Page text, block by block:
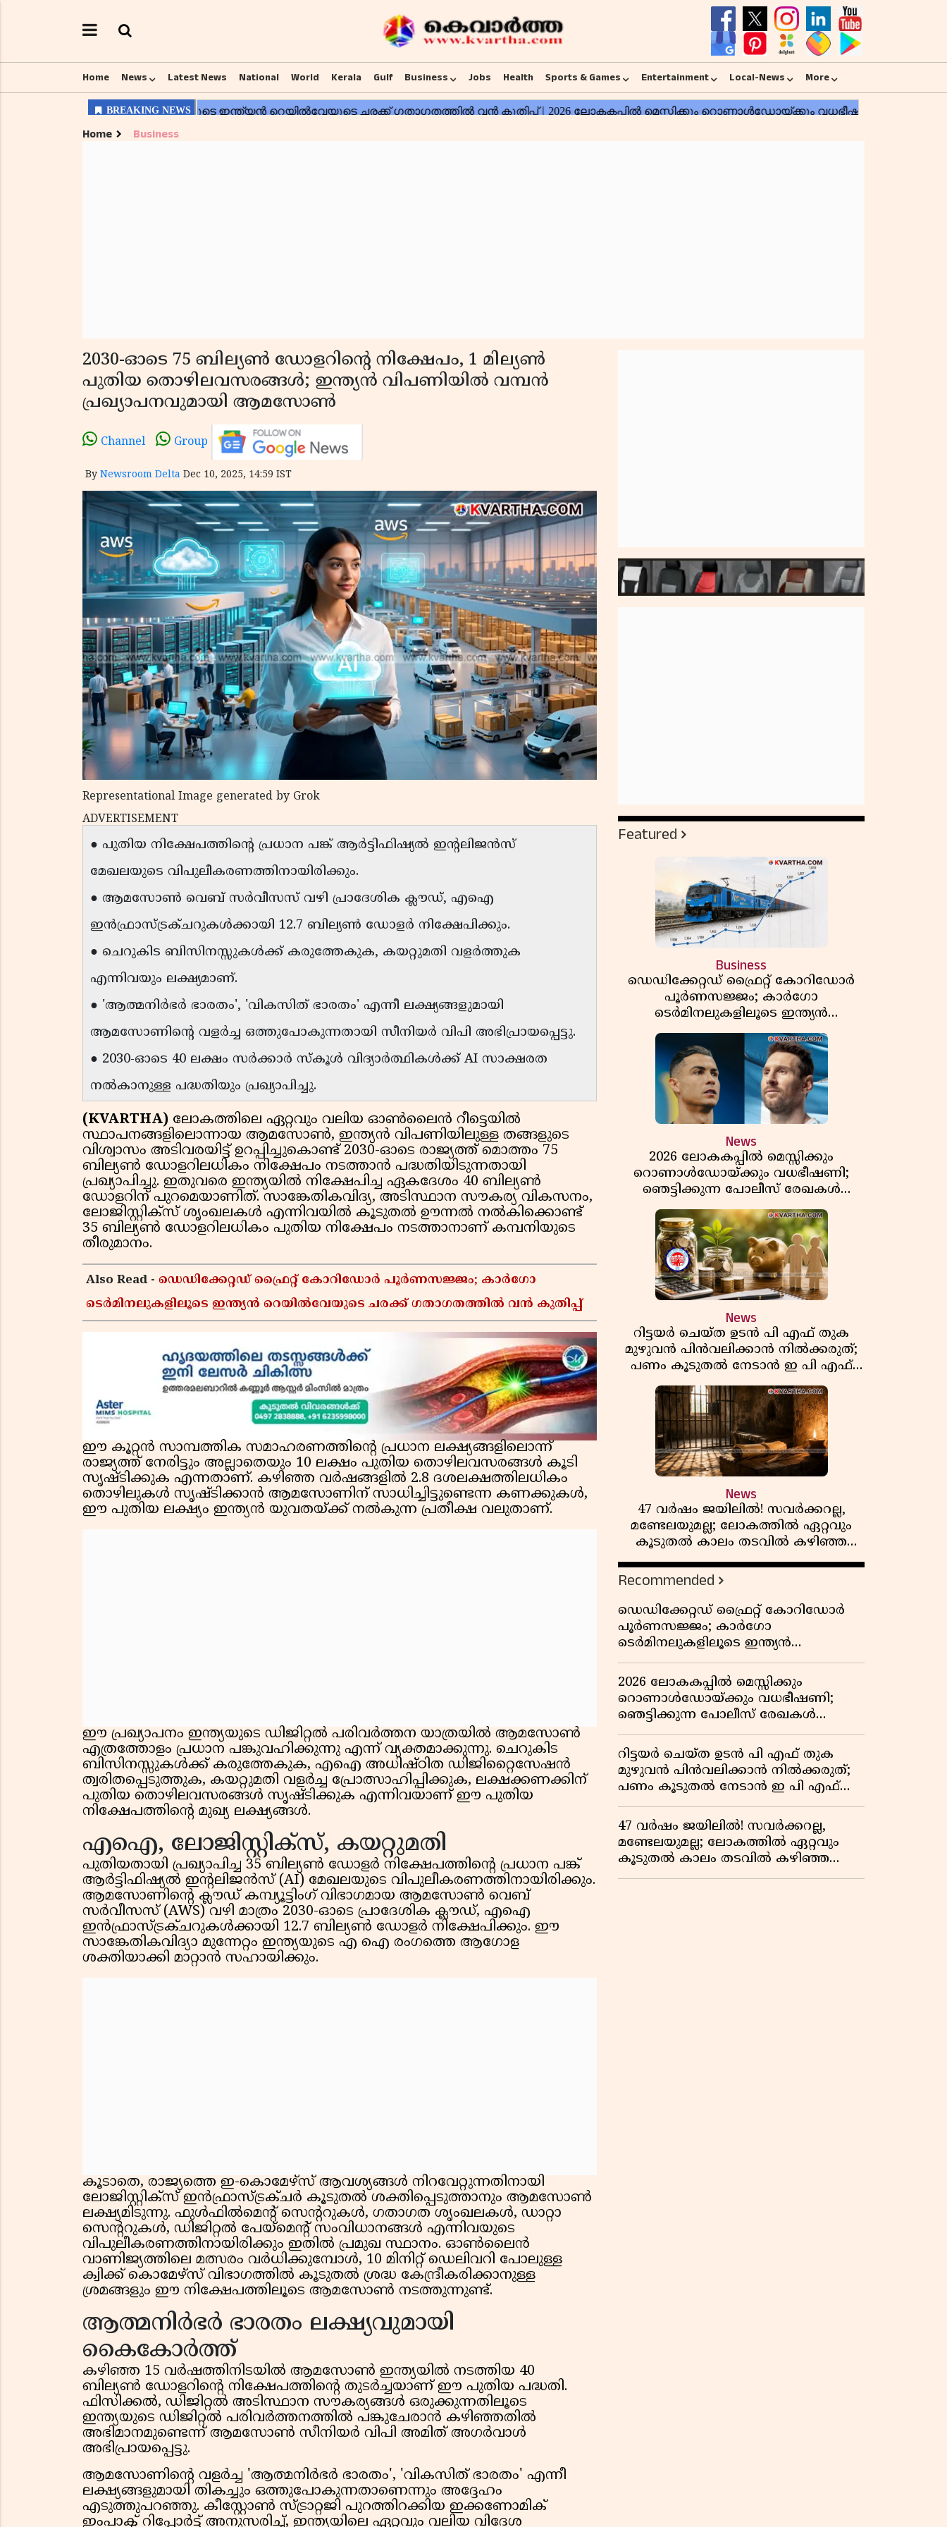
Home News Latest News National World Kerala Gulf Business Jobs Health Sports & Games Entertainment Local-News More
Home Business
2030-ഓടെ 75 ബില്യൺ ഡോളറിന്റെ നിക്ഷേപം, 1 മില്യൺ
പുതിയ തൊഴിലവസരങ്ങൾ; ഇന്ത്യൻ വിപണിയിൽ വമ്പൻ
പ്രഖ്യാപനവുമായി ആമസോൺ
Channel Group
By Newsroom Delta Dec 10, 2025, 14:59 IST
Representational Image generated by Grok
ADVERTISEMENT
● പുതിയ നിക്ഷേപത്തിന്റെ പ്രധാന പങ്ക് ആർട്ടിഫിഷ്യൽ ഇന്റലിജൻസ്
മേഖലയുടെ വിപുലീകരണത്തിനായിരിക്കും.
● ആമസോൺ വെബ് സർവീസസ് വഴി പ്രാദേശിക ക്ലൗഡ്, എഐ
ഇൻഫ്രാസ്ട്രക്ചറുകൾക്കായി 12.7 ബില്യൺ ഡോളർ നിക്ഷേപിക്കും.
● ചെറുകിട ബിസിനസ്സുകൾക്ക് കരുത്തേകുക, കയറ്റുമതി വളർത്തുക
എന്നിവയും ലക്ഷ്യമാണ്.
● 'ആത്മനിർഭർ ഭാരതം', 'വികസിത് ഭാരതം' എന്നീ ലക്ഷ്യങ്ങളുമായി
ആമസോണിന്റെ വളർച്ച ഒത്തുപോകുന്നതായി സീനിയർ വിപി അഭിപ്രായപ്പെട്ടു.
● 2030-ഓടെ 40 ലക്ഷം സർക്കാർ സ്കൂൾ വിദ്യാർത്ഥികൾക്ക് AI സാക്ഷരത
നൽകാനുള്ള പദ്ധതിയും പ്രഖ്യാപിച്ചു.
(KVARTHA) ലോകത്തിലെ ഏറ്റവും വലിയ ഓൺലൈൻ റീട്ടെയിൽ
സ്ഥാപനങ്ങളിലൊന്നായ ആമസോൺ, ഇന്ത്യൻ വിപണിയിലുള്ള തങ്ങളുടെ
വിശ്വാസം അടിവരയിട്ട് ഉറപ്പിച്ചുകൊണ്ട് 2030-ഓടെ രാജ്യത്ത് മൊത്തം 75
ബില്യൺ ഡോളറിലധികം നിക്ഷേപം നടത്താൻ പദ്ധതിയിടുന്നതായി
പ്രഖ്യാപിച്ചു. ഇതുവരെ ഇന്ത്യയിൽ നിക്ഷേപിച്ച ഏകദേശം 40 ബില്യൺ
ഡോളറിന് പുറമെയാണിത്. സാങ്കേതികവിദ്യ, അടിസ്ഥാന സൗകര്യ വികസനം,
ലോജിസ്റ്റിക്സ് ശൃംഖലകൾ എന്നിവയിൽ കൂടുതൽ ഊന്നൽ നൽകിക്കൊണ്ട്
35 ബില്യൺ ഡോളറിലധികം പുതിയ നിക്ഷേപം നടത്താനാണ് കമ്പനിയുടെ
തീരുമാനം.
Also Read - ഡെഡിക്കേറ്റഡ് ഫ്രൈറ്റ് കോറിഡോർ പൂർണസജ്ജം; കാർഗോ
ടെർമിനലുകളിലൂടെ ഇന്ത്യൻ റെയിൽവേയുടെ ചരക്ക് ഗതാഗതത്തിൽ വൻ കുതിപ്പ്
ഈ കൂറ്റൻ സാമ്പത്തിക സമാഹരണത്തിന്റെ പ്രധാന ലക്ഷ്യങ്ങളിലൊന്ന്
രാജ്യത്ത് നേരിട്ടും അല്ലാതെയും 10 ലക്ഷം പുതിയ തൊഴിലവസരങ്ങൾ കൂടി
സൃഷ്ടിക്കുക എന്നതാണ്. കഴിഞ്ഞ വർഷങ്ങളിൽ 2.8 ദശലക്ഷത്തിലധികം
തൊഴിലുകൾ സൃഷ്ടിക്കാൻ ആമസോണിന് സാധിച്ചിട്ടുണ്ടെന്ന കണക്കുകൾ,
ഈ പുതിയ ലക്ഷ്യം ഇന്ത്യൻ യുവതയ്ക്ക് നൽകുന്ന പ്രതീക്ഷ വലുതാണ്.
ഈ പ്രഖ്യാപനം ഇന്ത്യയുടെ ഡിജിറ്റൽ പരിവർത്തന യാത്രയിൽ ആമസോൺ
എത്രത്തോളം പ്രധാന പങ്കുവഹിക്കുന്നു എന്ന് വ്യക്തമാക്കുന്നു. ചെറുകിട
ബിസിനസ്സുകൾക്ക് കരുത്തേകുക, എഐ അധിഷ്ഠിത ഡിജിറ്റൈസേഷൻ
ത്വരിതപ്പെടുത്തുക, കയറ്റുമതി വളർച്ച പ്രോത്സാഹിപ്പിക്കുക, ലക്ഷക്കണക്കിന്
പുതിയ തൊഴിലവസരങ്ങൾ സൃഷ്ടിക്കുക എന്നിവയാണ് ഈ പുതിയ
നിക്ഷേപത്തിന്റെ മുഖ്യ ലക്ഷ്യങ്ങൾ.
എഐ, ലോജിസ്റ്റിക്സ്, കയറ്റുമതി
പുതിയതായി പ്രഖ്യാപിച്ച 35 ബില്യൺ ഡോളർ നിക്ഷേപത്തിന്റെ പ്രധാന പങ്ക്
ആർട്ടിഫിഷ്യൽ ഇന്റലിജൻസ് (AI) മേഖലയുടെ വിപുലീകരണത്തിനായിരിക്കും.
ആമസോണിന്റെ ക്ലൗഡ് കമ്പ്യൂട്ടിംഗ് വിഭാഗമായ ആമസോൺ വെബ്
സർവീസസ് (AWS) വഴി മാത്രം 2030-ഓടെ പ്രാദേശിക ക്ലൗഡ്, എഐ
ഇൻഫ്രാസ്ട്രക്ചറുകൾക്കായി 12.7 ബില്യൺ ഡോളർ നിക്ഷേപിക്കും. ഈ
സാങ്കേതികവിദ്യാ മുന്നേറ്റം ഇന്ത്യയുടെ എ ഐ രംഗത്തെ ആഗോള
ശക്തിയാക്കി മാറ്റാൻ സഹായിക്കും.
കൂടാതെ, രാജ്യത്തെ ഇ-കൊമേഴ്‌സ് ആവശ്യങ്ങൾ നിറവേറ്റുന്നതിനായി
ലോജിസ്റ്റിക്സ് ഇൻഫ്രാസ്ട്രക്ചർ കൂടുതൽ ശക്തിപ്പെടുത്താനും ആമസോൺ
ലക്ഷ്യമിടുന്നു. ഫുൾഫിൽമെന്റ് സെന്ററുകൾ, ഗതാഗത ശൃംഖലകൾ, ഡാറ്റാ
സെന്ററുകൾ, ഡിജിറ്റൽ പേയ്‌മെന്റ് സംവിധാനങ്ങൾ എന്നിവയുടെ
വിപുലീകരണത്തിനായിരിക്കും ഇതിൽ പ്രമുഖ സ്ഥാനം. ഓൺലൈൻ
വാണിജ്യത്തിലെ മത്സരം വർധിക്കുമ്പോൾ, 10 മിനിറ്റ് ഡെലിവറി പോലുള്ള
ക്വിക്ക് കൊമേഴ്‌സ് വിഭാഗത്തിൽ കൂടുതൽ ശ്രദ്ധ കേന്ദ്രീകരിക്കാനുള്ള
ശ്രമങ്ങളും ഈ നിക്ഷേപത്തിലൂടെ ആമസോൺ നടത്തുന്നുണ്ട്.
ആത്മനിർഭർ ഭാരതം ലക്ഷ്യവുമായി
കൈകോർത്ത്
കഴിഞ്ഞ 15 വർഷത്തിനിടയിൽ ആമസോൺ ഇന്ത്യയിൽ നടത്തിയ 40
ബില്യൺ ഡോളറിന്റെ നിക്ഷേപത്തിന്റെ തുടർച്ചയാണ് ഈ പുതിയ പദ്ധതി.
ഫിസിക്കൽ, ഡിജിറ്റൽ അടിസ്ഥാന സൗകര്യങ്ങൾ ഒരുക്കുന്നതിലൂടെ
ഇന്ത്യയുടെ ഡിജിറ്റൽ പരിവർത്തനത്തിൽ പങ്കുചേരാൻ കഴിഞ്ഞതിൽ
അഭിമാനമുണ്ടെന്ന് ആമസോൺ സീനിയർ വിപി അമിത് അഗർവാൾ
അഭിപ്രായപ്പെട്ടു.
ആമസോണിന്റെ വളർച്ച 'ആത്മനിർഭർ ഭാരതം', 'വികസിത് ഭാരതം' എന്നീ
ലക്ഷ്യങ്ങളുമായി തികച്ചും ഒത്തുപോകുന്നതാണെന്നും അദ്ദേഹം
എടുത്തുപറഞ്ഞു. കീസ്റ്റോൺ സ്ട്രാറ്റജി പുറത്തിറക്കിയ ഇക്കണോമിക്
ഇംപാക്ട് റിപ്പോർട്ട് അനുസരിച്ച്, ഇന്ത്യയിലെ ഏറ്റവും വലിയ വിദേശ
Featured
Business
ഡെഡിക്കേറ്റഡ് ഫ്രൈറ്റ് കോറിഡോർ
പൂർണസജ്ജം; കാർഗോ
ടെർമിനലുകളിലൂടെ ഇന്ത്യൻ
റെയിൽവേയുടെ ചരക്ക് ഗതാഗതത്തിൽ
വൻ കുതിപ്പ്
News
2026 ലോകകപ്പിൽ മെസ്സിക്കും
റൊണാൾഡോയ്ക്കും വധഭീഷണി;
ഞെട്ടിക്കുന്ന പോലീസ് രേഖകൾ
പുറത്ത്
News
റിട്ടയർ ചെയ്ത ഉടൻ പി എഫ് തുക
മുഴുവൻ പിൻവലിക്കാൻ നിൽക്കരുത്;
പണം കൂടുതൽ നേടാൻ ഇ പി എഫ്
ഒയുടെ നിയമം അറിയാം
News
47 വർഷം ജയിലിൽ! സവർക്കറല്ല,
മണ്ടേലയുമല്ല; ലോകത്തിൽ ഏറ്റവും
കൂടുതൽ കാലം തടവിൽ കഴിഞ്ഞ
രാഷ്ട്രീയ തടവുകാരൻ ഇദ്ദേഹം! ഒരു
ഇന്ത്യൻ സ്വാതന്ത്ര്യസമര സേനാനിയുടെ
വേറിട്ട കഥ
Recommended
ഡെഡിക്കേറ്റഡ് ഫ്രൈറ്റ് കോറിഡോർ
പൂർണസജ്ജം; കാർഗോ
ടെർമിനലുകളിലൂടെ ഇന്ത്യൻ
റെയിൽവേയുടെ ചരക്ക് ഗതാഗതത്തിൽ
വൻ കുതിപ്പ്
2026 ലോകകപ്പിൽ മെസ്സിക്കും
റൊണാൾഡോയ്ക്കും വധഭീഷണി;
ഞെട്ടിക്കുന്ന പോലീസ് രേഖകൾ
പുറത്ത്
റിട്ടയർ ചെയ്ത ഉടൻ പി എഫ് തുക
മുഴുവൻ പിൻവലിക്കാൻ നിൽക്കരുത്;
പണം കൂടുതൽ നേടാൻ ഇ പി എഫ്
ഒയുടെ നിയമം അറിയാം
47 വർഷം ജയിലിൽ! സവർക്കറല്ല,
മണ്ടേലയുമല്ല; ലോകത്തിൽ ഏറ്റവും
കൂടുതൽ കാലം തടവിൽ കഴിഞ്ഞ
രാഷ്ട്രീയ തടവുകാരൻ ഇദ്ദേഹം! ഒരു